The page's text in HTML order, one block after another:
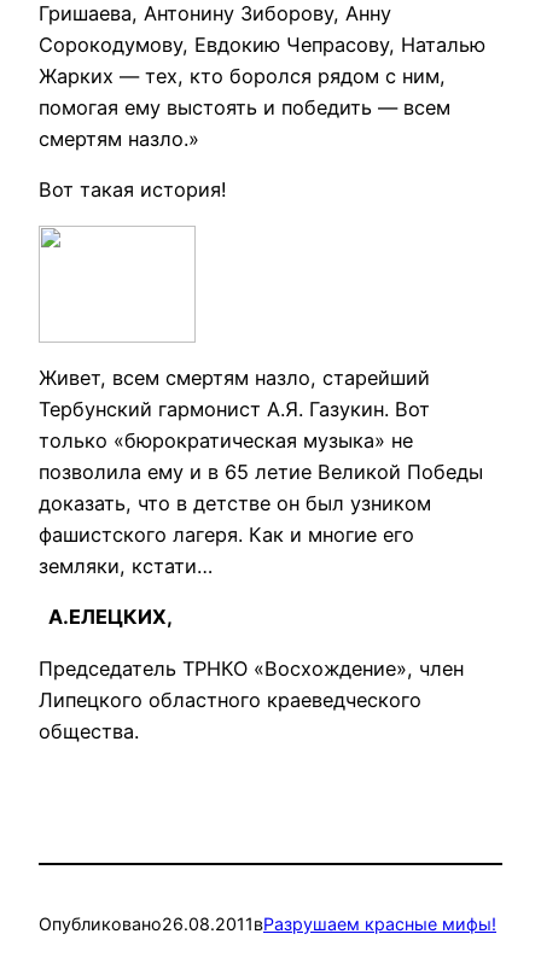
Гришаева, Антонину Зиборову, Анну
Сорокодумову, Евдокию Чепрасову, Наталью
Жарких — тех, кто боролся рядом с ним,
помогая ему выстоять и победить — всем
смертям назло.»
Вот такая история!
Живет, всем смертям назло, старейший
Тербунский гармонист А.Я. Газукин. Вот
только «бюрократическая музыка» не
позволила ему и в 65 летие Великой Победы
доказать, что в детстве он был узником
фашистского лагеря. Как и многие его
земляки, кстати…
А.ЕЛЕЦКИХ,
Председатель ТРНКО «Восхождение», член
Липецкого областного краеведческого
общества.
Опубликовано26.08.2011вРазрушаем красные мифы!